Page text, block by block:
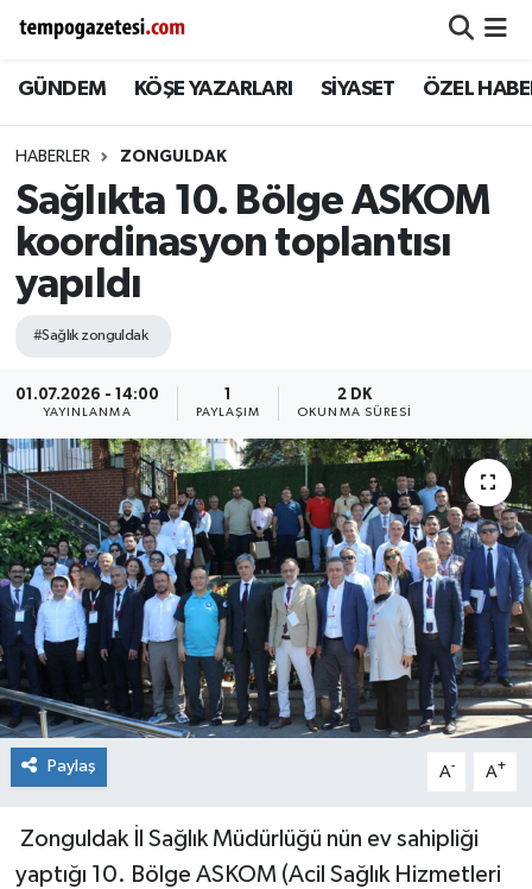
GÜNDEM KÖŞE YAZARLARI SİYASET ÖZEL
HABERLER ZONGULDAK
Sağlıkta 10. Bölge ASKOM
koordinasyon toplantısı
yapıldı
#Sağlık zonguldak
01.07.2026 - 14:00
YAYINLANMA PAYLAŞIM
2 DK
OKUNMA SÜRESI
Paylaş A- A+
​ Zonguldak İl Sağlık Müdürlüğü nün ev sahipliği
yaptığı 10. Bölge ASKOM (Acil Sağlık Hizmetleri
Alaplı
Çaycuma
Devrek
Ereğli
Gökçebey
GÜNDEM
Kilimli
Kozlu
Siyaset
SPOR
YAŞAM
Zonguldak
Zonguldak Nöbetçi Eczaneler
Zonguldak Hava Durumu
Zonguldak Namaz Vakitleri
Zonguldak Trafik Yoğunluk Haritası
Süper Lig Puan Durumu ve Fikstür
Tüm Manşetler
Son Dakika Haberleri
Haber Arşivi